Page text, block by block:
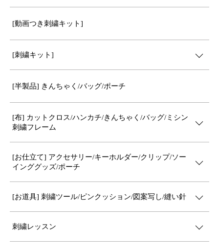
[動画つき刺繍キット]
[刺繍キット]
[半製品] きんちゃく/バッグ/ポーチ
[布] カットクロス/ハンカチ/きんちゃく/バッグ/ミシン
刺繍フレーム
[お仕立て] アクセサリー/キーホルダー/クリップ/ソー
インググッズ/ポーチ
[お道具] 刺繍ツール/ピンクッション/図案写し/縫い針
刺繍レッスン